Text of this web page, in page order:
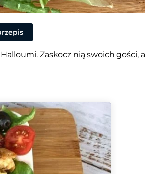
Zaskocz nią swoich gości, a